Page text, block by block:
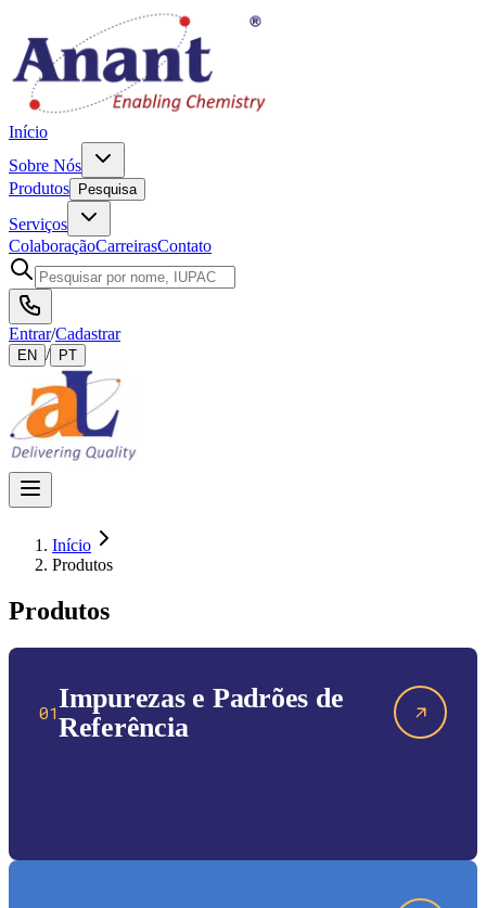
Início
Sobre Nós
Produtos
Pesquisa
Serviços
ColaboraçãoCarreirasContato
Entrar/Cadastrar
EN / PT
Início
Produtos
Produtos
01Impurezas e Padrões de
Referência